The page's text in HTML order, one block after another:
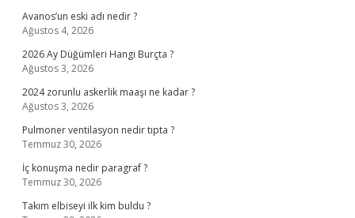
Avanos’un eski adı nedir ?
Ağustos 4, 2026
2026 Ay Düğümleri Hangi Burçta ?
Ağustos 3, 2026
2024 zorunlu askerlik maaşı ne kadar ?
Ağustos 3, 2026
Pulmoner ventilasyon nedir tıpta ?
Temmuz 30, 2026
İç konuşma nedir paragraf ?
Temmuz 30, 2026
Takım elbiseyi ilk kim buldu ?